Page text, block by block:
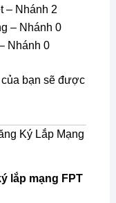
– Nhánh 2
– Nhánh 0
Nhánh 0
bạn sẽ được
Ký Lắp Mạng
lắp mạng FPT